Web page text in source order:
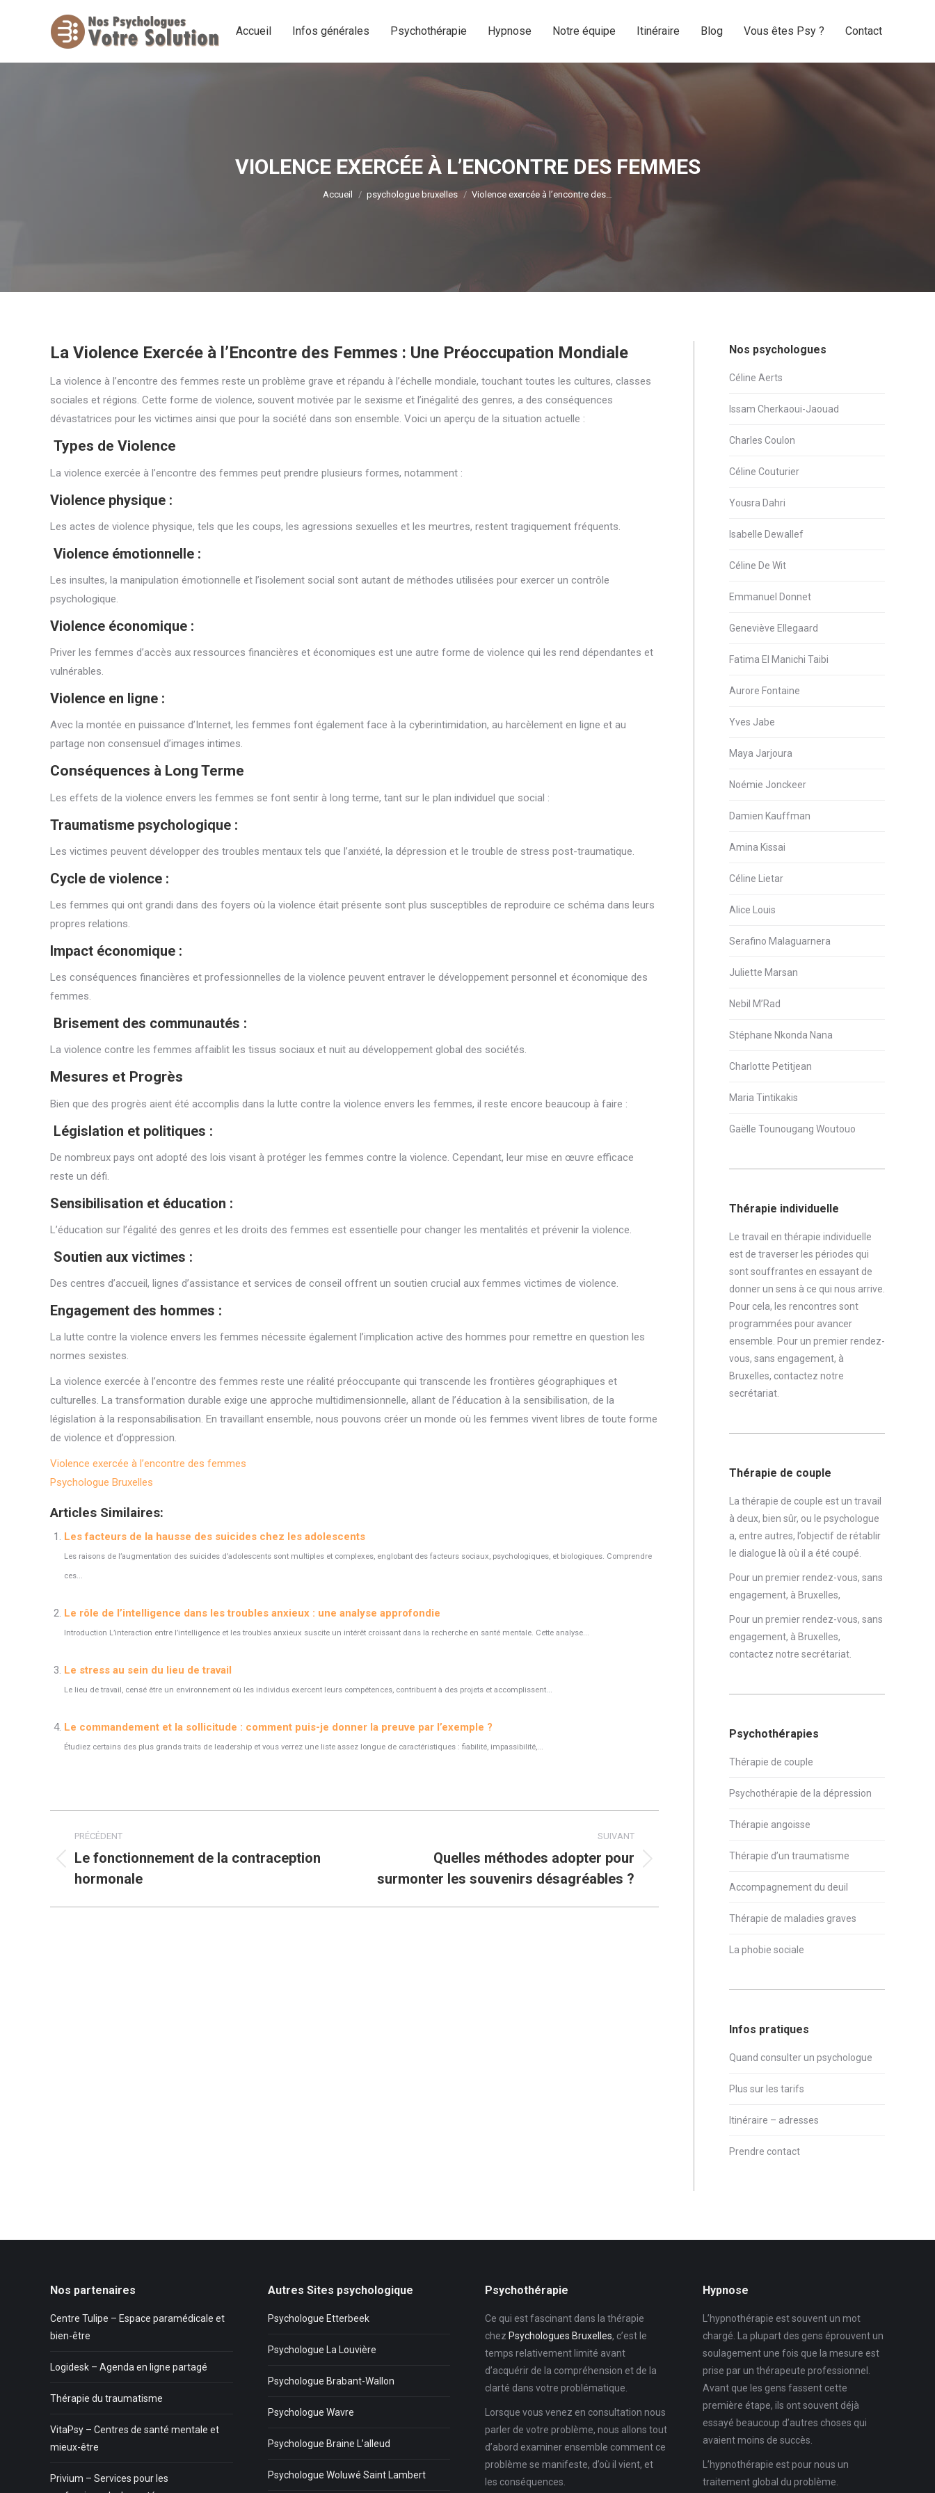
Accueil Infos générales Psychothérapie Hypnose Notre équipe Itinéraire Blog Vous êtes Psy ? Contact
VIOLENCE EXERCÉE À L’ENCONTRE DES FEMMES
Vous êtes ici :
Accueil psychologue bruxelles Violence exercée à l’encontre des…
La Violence Exercée à l’Encontre des Femmes : Une Préoccupation Mondiale
La violence à l’encontre des femmes reste un problème grave et répandu à l’échelle mondiale, touchant toutes les cultures, classes
sociales et régions. Cette forme de violence, souvent motivée par le sexisme et l’inégalité des genres, a des conséquences
dévastatrices pour les victimes ainsi que pour la société dans son ensemble. Voici un aperçu de la situation actuelle :
Types de Violence
La violence exercée à l’encontre des femmes peut prendre plusieurs formes, notamment :
Violence physique :
Les actes de violence physique, tels que les coups, les agressions sexuelles et les meurtres, restent tragiquement fréquents.
Violence émotionnelle :
Les insultes, la manipulation émotionnelle et l’isolement social sont autant de méthodes utilisées pour exercer un contrôle
psychologique.
Violence économique :
Priver les femmes d’accès aux ressources financières et économiques est une autre forme de violence qui les rend dépendantes et
vulnérables.
Violence en ligne :
Avec la montée en puissance d’Internet, les femmes font également face à la cyberintimidation, au harcèlement en ligne et au
partage non consensuel d’images intimes.
Conséquences à Long Terme
Les effets de la violence envers les femmes se font sentir à long terme, tant sur le plan individuel que social :
Traumatisme psychologique :
Les victimes peuvent développer des troubles mentaux tels que l’anxiété, la dépression et le trouble de stress post-traumatique.
Cycle de violence :
Les femmes qui ont grandi dans des foyers où la violence était présente sont plus susceptibles de reproduire ce schéma dans leurs
propres relations.
Impact économique :
Les conséquences financières et professionnelles de la violence peuvent entraver le développement personnel et économique des
femmes.
Brisement des communautés :
La violence contre les femmes affaiblit les tissus sociaux et nuit au développement global des sociétés.
Mesures et Progrès
Bien que des progrès aient été accomplis dans la lutte contre la violence envers les femmes, il reste encore beaucoup à faire :
Législation et politiques :
De nombreux pays ont adopté des lois visant à protéger les femmes contre la violence. Cependant, leur mise en œuvre efficace
reste un défi.
Sensibilisation et éducation :
L’éducation sur l’égalité des genres et les droits des femmes est essentielle pour changer les mentalités et prévenir la violence.
Soutien aux victimes :
Des centres d’accueil, lignes d’assistance et services de conseil offrent un soutien crucial aux femmes victimes de violence.
Engagement des hommes :
La lutte contre la violence envers les femmes nécessite également l’implication active des hommes pour remettre en question les
normes sexistes.
La violence exercée à l’encontre des femmes reste une réalité préoccupante qui transcende les frontières géographiques et
culturelles. La transformation durable exige une approche multidimensionnelle, allant de l’éducation à la sensibilisation, de la
législation à la responsabilisation. En travaillant ensemble, nous pouvons créer un monde où les femmes vivent libres de toute forme
de violence et d’oppression.
Violence exercée à l’encontre des femmes
Psychologue Bruxelles
Articles Similaires:
Les facteurs de la hausse des suicides chez les adolescents
Les raisons de l’augmentation des suicides d’adolescents sont multiples et complexes, englobant des facteurs sociaux, psychologiques, et biologiques. Comprendre
ces...
Le rôle de l’intelligence dans les troubles anxieux : une analyse approfondie
Introduction L’interaction entre l’intelligence et les troubles anxieux suscite un intérêt croissant dans la recherche en santé mentale. Cette analyse...
Le stress au sein du lieu de travail
Le lieu de travail, censé être un environnement où les individus exercent leurs compétences, contribuent à des projets et accomplissent...
Le commandement et la sollicitude : comment puis-je donner la preuve par l’exemple ?
Étudiez certains des plus grands traits de leadership et vous verrez une liste assez longue de caractéristiques : fiabilité, impassibilité,...
article
PRÉCÉDENT
Article
précédent
:
Le fonctionnement de la contraception
hormonale
SUIVANT
suivant
:
Quelles méthodes adopter pour
surmonter les souvenirs désagréables ?
Nos psychologues
Céline Aerts
Issam Cherkaoui-Jaouad
Charles Coulon
Céline Couturier
Yousra Dahri
Isabelle Dewallef
Céline De Wit
Emmanuel Donnet
Geneviève Ellegaard
Fatima El Manichi Taibi
Aurore Fontaine
Yves Jabe
Maya Jarjoura
Noémie Jonckeer
Damien Kauffman
Amina Kissai
Céline Lietar
Alice Louis
Serafino Malaguarnera
Juliette Marsan
Nebil M’Rad
Stéphane Nkonda Nana
Charlotte Petitjean
Maria Tintikakis
Gaëlle Tounougang Woutouo
Thérapie individuelle
Le travail en thérapie individuelle
est de traverser les périodes qui
sont souffrantes en essayant de
donner un sens à ce qui nous arrive.
Pour cela, les rencontres sont
programmées pour avancer
ensemble. Pour un premier rendez-
vous, sans engagement, à
Bruxelles, contactez notre
secrétariat
Thérapie de couple
La thérapie de couple est un travail
à deux, bien sûr, ou le psychologue
a, entre autres, l’objectif de rétablir
le dialogue là où il a été coupé.
Pour un premier rendez-vous, sans
engagement, à Bruxelles,
Pour un premier rendez-vous, sans
engagement, à Bruxelles,
contactez notre secrétariat
Psychothérapies
Thérapie de couple
Psychothérapie de la dépression
Thérapie angoisse
Thérapie d’un traumatisme
Accompagnement du deuil
Thérapie de maladies graves
La phobie sociale
Infos pratiques
Quand consulter un psychologue
Plus sur les tarifs
Itinéraire – adresses
Prendre contact
Nos partenaires
Centre Tulipe – Espace paramédicale et
bien-être
Logidesk – Agenda en ligne partagé
Thérapie du traumatisme
VitaPsy – Centres de santé mentale et
mieux-être
Privium – Services pour les
Autres Sites psychologique
Psychologue Etterbeek
Psychologue La Louvière
Psychologue Brabant-Wallon
Psychologue Wavre
Psychologue Braine L’alleud
Psychologue Woluwé Saint Lambert
Psychothérapie
Ce qui est fascinant dans la thérapie
chez Psychologues Bruxelles, c’est le
temps relativement limité avant
d’acquérir de la compréhension et de la
clarté dans votre problématique.
Lorsque vous venez en consultation nous
parler de votre problème, nous allons tout
d’abord examiner ensemble comment ce
problème se manifeste, d’où il vient, et
les conséquences.
Hypnose
L’hypnothérapie est souvent un mot
chargé. La plupart des gens éprouvent un
soulagement une fois que la mesure est
prise par un thérapeute professionnel.
Avant que les gens fassent cette
première étape, ils ont souvent déjà
essayé beaucoup d’autres choses qui
avaient moins de succès.
L’hypnothérapie est pour nous un
traitement global du problème.